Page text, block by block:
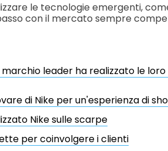
le tecnologie emergenti,
con il mercato sempre
marchio leader ha realizzato le
di Nike per un'esperienza di
Nike sulle scarpe
per coinvolgere i clienti